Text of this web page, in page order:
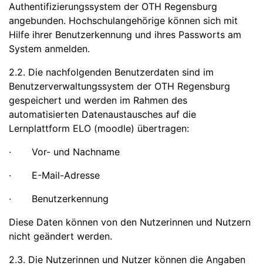
Authentifizierungssystem der OTH Regensburg
angebunden. Hochschulangehörige können sich mit
Hilfe ihrer Benutzerkennung und ihres Passworts am
System anmelden.
2.2. Die nachfolgenden Benutzerdaten sind im
Benutzerverwaltungssystem der OTH Regensburg
gespeichert und werden im Rahmen des
automatisierten Datenaustausches auf die
Lernplattform ELO (moodle) übertragen:
· Vor- und Nachname
· E-Mail-Adresse
· Benutzerkennung
Diese Daten können von den Nutzerinnen und Nutzern
nicht geändert werden.
2.3. Die Nutzerinnen und Nutzer können die Angaben